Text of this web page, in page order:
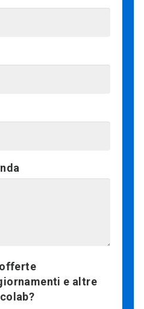
e altre